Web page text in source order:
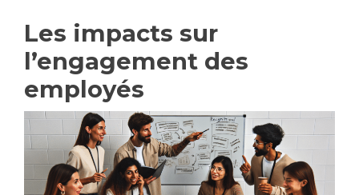
Les impacts sur
l’engagement des
employés